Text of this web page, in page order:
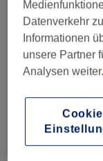
4,9
Datenverkehr
Informationen
unsere Partner
Analysen weiter.